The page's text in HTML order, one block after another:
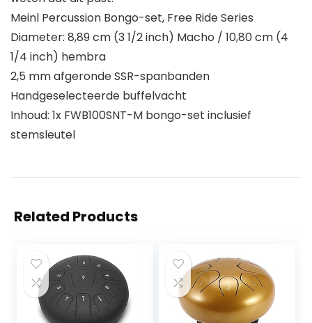
Meinl Percussion Bongo-set, Free Ride Series
Diameter: 8,89 cm (3 1/2 inch) Macho / 10,80 cm (4
1/4 inch) hembra
2,5 mm afgeronde SSR-spanbanden
Handgeselecteerde buffelvacht
Inhoud: 1x FWB100SNT-M bongo-set inclusief
stemsleutel
Related Products